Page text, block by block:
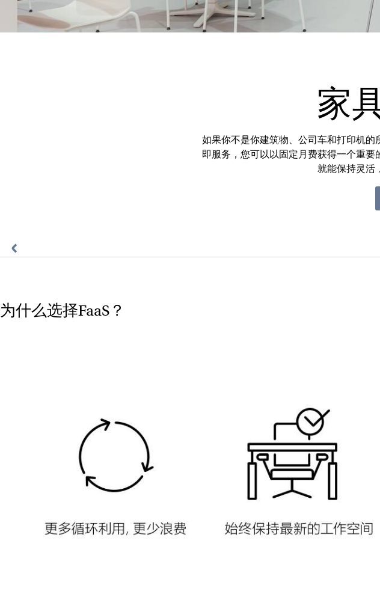
家
如果你不是你建筑物、公司车和打印机的
即服务，您可以以固定月费获得一个重
就能保持灵活
为什么选择FaaS？